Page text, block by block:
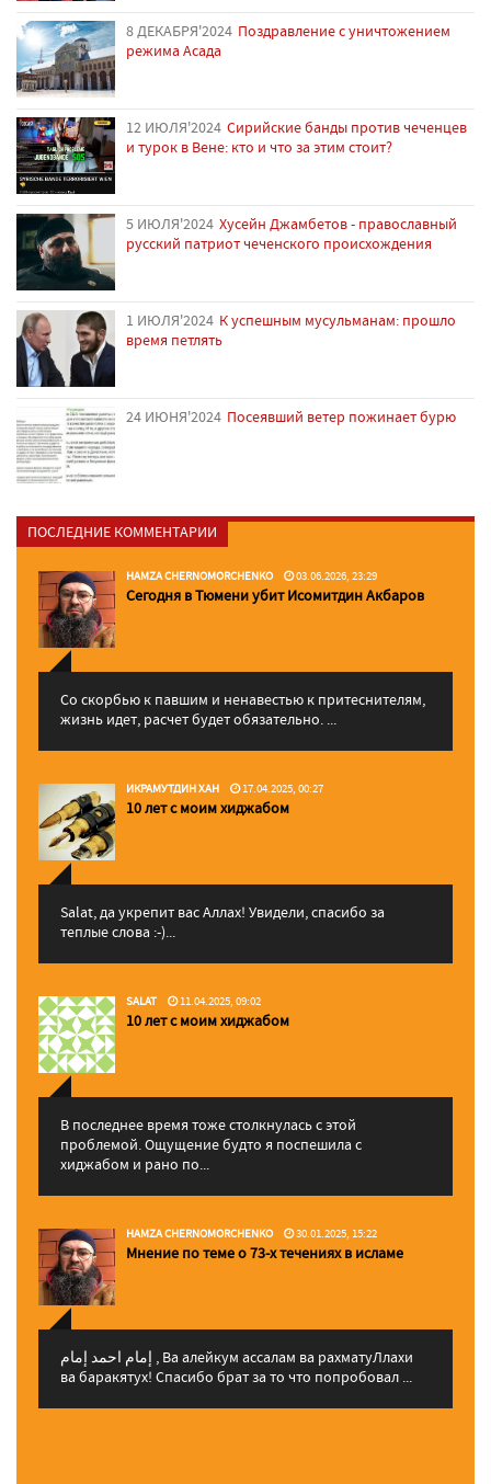
8 ДЕКАБРЯ'2024 Поздравление с уничтожением
режима Асада
12 ИЮЛЯ'2024 Сирийские банды против чеченцев
и турок в Вене: кто и что за этим стоит?
5 ИЮЛЯ'2024 Хусейн Джамбетов - православный
русский патриот чеченского происхождения
1 ИЮЛЯ'2024 К успешным мусульманам: прошло
время петлять
24 ИЮНЯ'2024 Посеявший ветер пожинает бурю
ПОСЛЕДНИЕ КОММЕНТАРИИ
HAMZA CHERNOMORCHENKO 03.06.2026, 23:29
Сегодня в Тюмени убит Исомитдин Акбаров
Со скорбью к павшим и ненавестью к притеснителям,
жизнь идет, расчет будет обязательно. ...
ИКРАМУТДИН ХАН 17.04.2025, 00:27
10 лет с моим хиджабом
Salat, да укрепит вас Аллаx! Увидели, спасибо за
теплые слова :-)...
SALAT 11.04.2025, 09:02
10 лет с моим хиджабом
В последнее время тоже столкнулась с этой
проблемой. Ощущение будто я поспешила с
хиджабом и рано по...
HAMZA CHERNOMORCHENKO 30.01.2025, 15:22
Мнение по теме о 73-х течениях в исламе
إمام احمد إمام , Ва алейкум ассалам ва рахматуЛлахи
ва баракятух! Спасибо брат за то что попробовал ...